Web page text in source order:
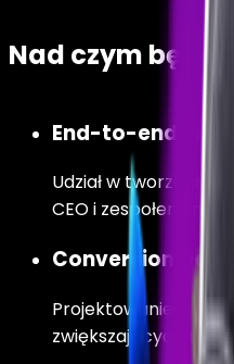
Nad czym
End-to-end
Udział w tworzeniu
CEO i zespołem
Conversion
Projektowanie i
zwiększających LTV i